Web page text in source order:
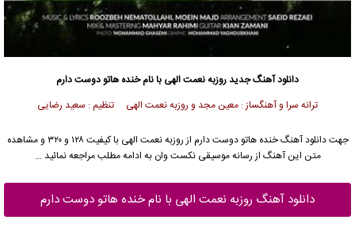
دانلود آهنگ جدیدروزبه نعمت الهی با نام خنده هاتو دوست دارم
ترانه سرا و آهنگساز : معین مجد و روزبه نعمت الهی تنظیم : سعید رضایی
جهت دانلود آهنگ خنده هاتو دوست دارم از روزبه نعمت الهی
با کیفیت ۱۲۸ و ۳۲۰ و مشاهده
متن این آهنگ از رسانه موسیقی نکست وان به ادامه مطلب مراجعه نمائید …
دانلود آهنگ روزبه نعمت الهی با نام خنده هاتو دوست دارم